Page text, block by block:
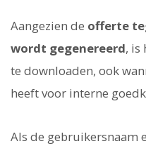
Aangezien de offerte
wordt gegenereerd, is
te downloaden, ook
heeft voor interne
Als de gebruikersnaam